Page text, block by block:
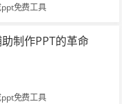
免费工具
制作PPT的革命
免费工具